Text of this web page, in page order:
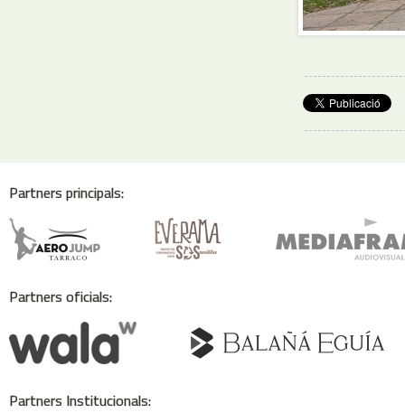
Partners principals:
Partners oficials:
Partners Institucionals: